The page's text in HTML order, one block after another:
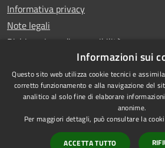
Informativa privacy
Note legali
Dichiarazione di accessibilità
RSS
Accessibilità
Informazioni sui
Questo sito web utilizza cookie tecnici e
corretto funzionamento e alla navigazione del
analitico al solo fine di elaborare
anonime.
Per maggiori dettagli, può consultare la
ACCETTA TUTTO